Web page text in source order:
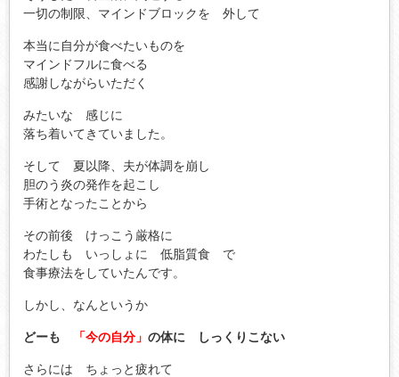
一切の制限、マインドブロックを 外して
本当に自分が食べたいものを
マインドフルに食べる
感謝しながらいただく
みたいな 感じに
落ち着いてきていました。
そして 夏以降、夫が体調を崩し
胆のう炎の発作を起こし
手術となったことから
その前後 けっこう厳格に
わたしも いっしょに 低脂質食 で
食事療法をしていたんです。
しかし、なんというか
どーも 「今の自分」の体に しっくりこない
さらには ちょっと疲れて